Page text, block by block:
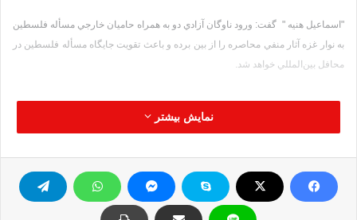
"اسماعيل هنيه " گفت: ورود ناوگان آزادي دو به همراه حاميان خارجي مسأله فلسطين
به نوار غزه آثار منفي محاصره را از بين برده و باعث تقويت جايگاه مسأله فلسطين در
محافل بين‌المللي خواهد شد.
نمایش بیشتر